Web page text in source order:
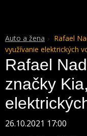
Auto a žena
Rafael
využívanie elektrických
Rafael
značky
26.10.2021 17:00